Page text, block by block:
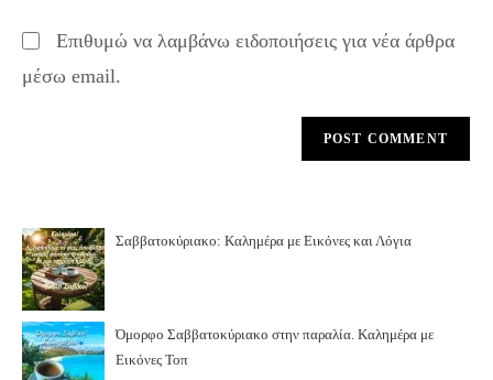
Επιθυμώ να λαμβάνω ειδοποιήσεις για νέα άρθρα
μέσω email.
Σαββατοκύριακο: Καλημέρα με Εικόνες και Λόγια
Όμορφο Σαββατοκύριακο στην παραλία. Καλημέρα με
Εικόνες Τοπ